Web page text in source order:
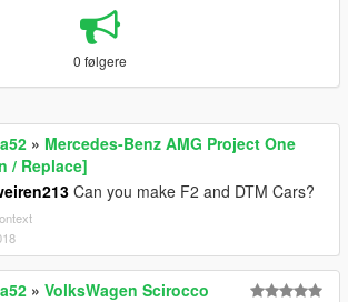
0 følgere
» Mercedes-Benz AMG Project One
/ Replace]
Can you make F2 and DTM Cars?
» VolksWagen Scirocco